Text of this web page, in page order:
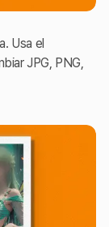
Usa el
JPG, PNG,